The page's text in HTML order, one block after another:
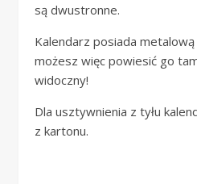
są dwustronne.
Kalendarz posiada
możesz więc powiesić go
widoczny!
Dla usztywnienia z tyłu
z kartonu.